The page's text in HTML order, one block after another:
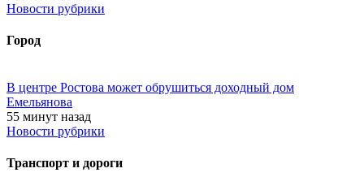
Новости рубрики
Город
В центре Ростова может обрушиться доходный дом
Емельянова
55 минут назад
Новости рубрики
Транспорт и дороги